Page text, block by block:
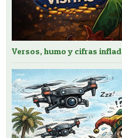
Versos, humo y cifras